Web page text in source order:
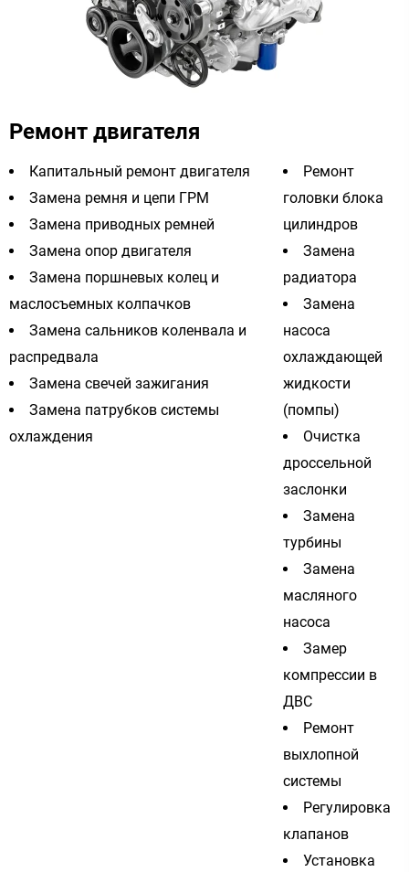
Ремонт двигателя
Капитальный ремонт двигателя
Замена ремня и цепи ГРМ
Замена приводных ремней
Замена опор двигателя
Замена поршневых колец и
маслосъемных колпачков
Замена сальников коленвала и
распредвала
Замена свечей зажигания
Замена патрубков системы
охлаждения
Ремонт
головки блока
цилиндров
Замена
радиатора
Замена
насоса
охлаждающей
жидкости
(помпы)
Очистка
дроссельной
заслонки
Замена
турбины
Замена
масляного
насоса
Замер
компрессии в
ДВС
Ремонт
выхлопной
системы
Регулировка
клапанов
Установка